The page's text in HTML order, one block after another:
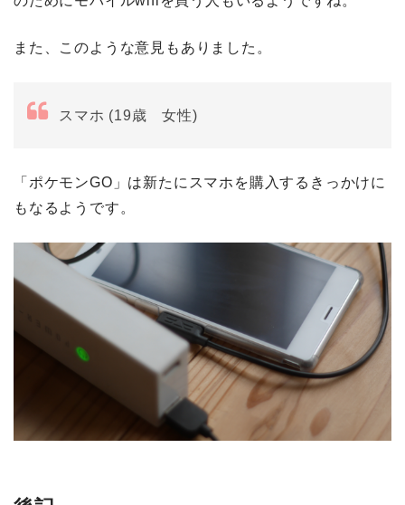
また、このような意見もありました。
スマホ (19歳 女性)
「ポケモンGO」は新たにスマホを購入するきっかけに
もなるようです。